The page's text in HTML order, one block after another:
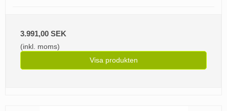
3.991,00 SEK
(inkl. moms)
Visa produkten